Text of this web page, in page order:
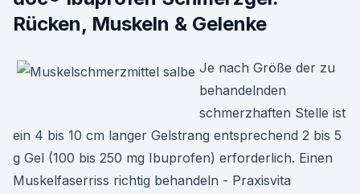
Rücken, Muskeln & Gelenke
Je nach Größe der zu
behandelnden
schmerzhaften Stelle ist
ein 4 bis 10 cm langer Gelstrang entsprechend 2 bis 5
g Gel (100 bis 250 mg Ibuprofen) erforderlich. Einen
Muskelfaserriss richtig behandeln - Praxisvita